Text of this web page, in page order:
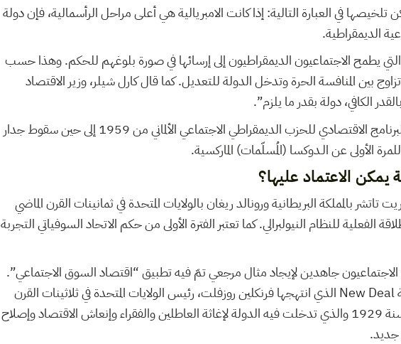
في العبارة التالية: إذا كانت الامبريالية هي أعلى مراحل الرأسمالية، فإن دولة
الديمقراطية.
التي يطمح الاجتماعيون الديمقراطيون إلى إرسائها في صورة بلوغهم للحكم. وهذا حسب
بين المنافسة الحرة وتدخل الدولة للتعديل. كما قال كارل شيلر، وزير الاقتصاد
الكافي، دولة بقدر ما يلزم”.
هذا المبدأ كان العمود الفقري للبرنامج الاقتصادي للحزب الديمقراطي الاجتماعي الألماني من 1959 إلى حين سقوط جدار
الأولى عن الـدوكسا (المُسلّمات) الماركسية.
الاعتماد عليها؟
بالمملكة البريطانية ورونالد ريغان بالولايات المتحدة في ثمانينات القرن الماضي
الفعلية للنظام النيولبرالي. كما تعتبر الفترة الأولى من حكم الاتحاد السوفياتي التجربة
الاجتماعيون جاهدين لإيجاد مثال مرجعي تمّ فيه تطبيق “اقتصاد السوق الاجتماعي”.
فنجد من يعتمد في ذلك تجربة New Deal الذي انتهجها فرنكلين روزفلت، رئيس الولايات المتحدة في ثلاثينات القرن
الماضي، إثر الانهيار الاقتصادي سنة 1929 والذي تدخلت فيه الدولة لإغاثة العاطلين والفقراء وإنعاش الاقتصاد وإصلاح
جديد.